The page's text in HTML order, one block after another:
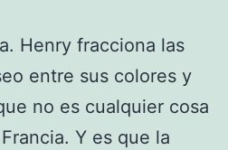
Henry fracciona las
entre sus colores y
no es cualquier cosa
Y es que la